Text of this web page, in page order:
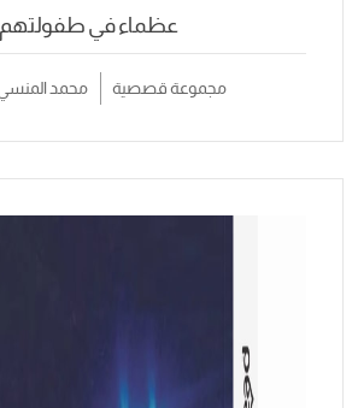
عظماء في طفولتهم
مجموعة قصصية محمد